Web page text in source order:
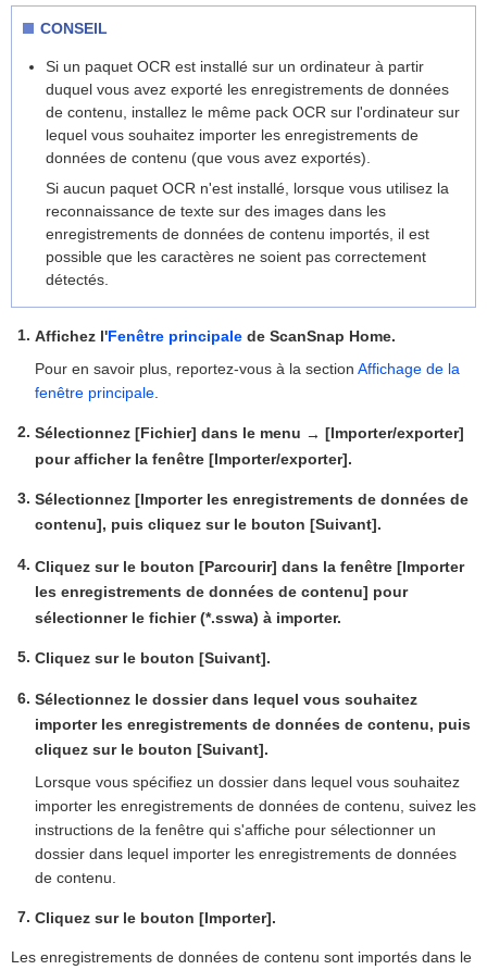
CONSEIL
Si un paquet OCR est installé sur un ordinateur à partir
duquel vous avez exporté les enregistrements de données
de contenu, installez le même pack OCR sur l'ordinateur sur
lequel vous souhaitez importer les enregistrements de
données de contenu (que vous avez exportés).
Si aucun paquet OCR n'est installé, lorsque vous utilisez la
reconnaissance de texte sur des images dans les
enregistrements de données de contenu importés, il est
possible que les caractères ne soient pas correctement
détectés.
Affichez l'Fenêtre principale de ScanSnap Home.
Pour en savoir plus, reportez-vous à la section Affichage de la
fenêtre principale
Sélectionnez [Fichier] dans le menu → [Importer/exporter]
pour afficher la fenêtre [Importer/exporter].
Sélectionnez [Importer les enregistrements de données de
contenu], puis cliquez sur le bouton [Suivant].
Cliquez sur le bouton [Parcourir] dans la fenêtre [Importer
les enregistrements de données de contenu] pour
sélectionner le fichier (*.sswa) à importer.
Cliquez sur le bouton [Suivant].
Sélectionnez le dossier dans lequel vous souhaitez
importer les enregistrements de données de contenu, puis
cliquez sur le bouton [Suivant].
Lorsque vous spécifiez un dossier dans lequel vous souhaitez
importer les enregistrements de données de contenu, suivez les
instructions de la fenêtre qui s'affiche pour sélectionner un
dossier dans lequel importer les enregistrements de données
de contenu.
Cliquez sur le bouton [Importer].
Les enregistrements de données de contenu sont importés dans le